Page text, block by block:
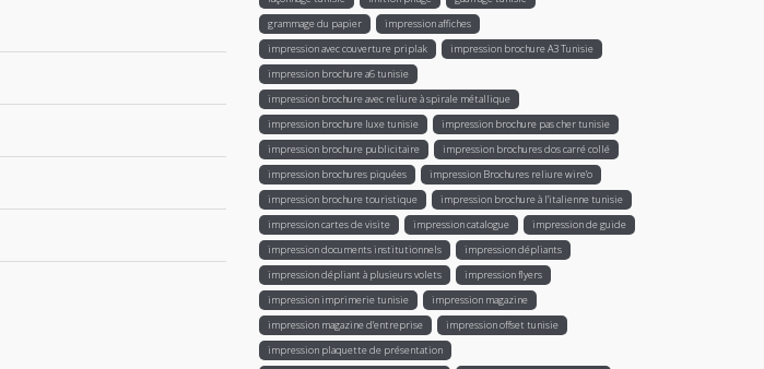
grammage du papier
impression affiches
impression avec couverture priplak
impression brochure A3 Tunisie
impression brochure a6 tunisie
impression brochure avec reliure à spirale métallique
impression brochure luxe tunisie
impression brochure pas cher tunisie
impression brochure publicitaire
impression brochures dos carré collé
impression brochures piquées
impression Brochures reliure wire’o
impression brochure touristique
impression brochure à l'italienne tunisie
impression cartes de visite
impression catalogue
impression de guide
impression documents institutionnels
impression dépliants
impression dépliant à plusieurs volets
impression flyers
impression imprimerie tunisie
impression magazine
impression magazine d’entreprise
impression offset tunisie
impression plaquette de présentation